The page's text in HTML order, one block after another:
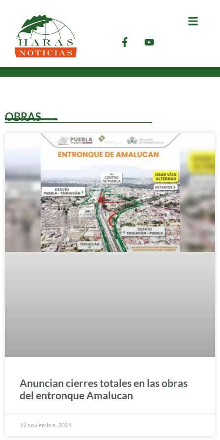
OBRAS
Anuncian cierres totales en las obras
del entronque Amalucan
12 noviembre, 2024